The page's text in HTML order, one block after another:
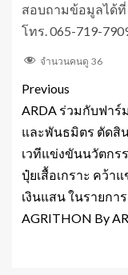
สอบถามข้อมูลได้ที่
โทร. 065-719-
จำนวนคนดู 36
Previous
ARDA ร่วมกับฟาร์
และพันธมิตร ตัดสิ
เวทีแข่งขันนวัตกร
ปุ๋ยเสื้อเกราะ คว้า
เงินแสน ในรายการ
AGRITHON By